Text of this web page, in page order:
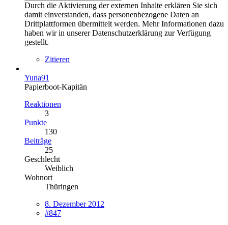
Durch die Aktivierung der externen Inhalte erklären Sie sich
damit einverstanden, dass personenbezogene Daten an
Drittplattformen übermittelt werden. Mehr Informationen dazu
haben wir in unserer Datenschutzerklärung zur Verfügung
gestellt.
Zitieren
Yuna91
Papierboot-Kapitän
Reaktionen
3
Punkte
130
Beiträge
25
Geschlecht
Weiblich
Wohnort
Thüringen
8. Dezember 2012
#847